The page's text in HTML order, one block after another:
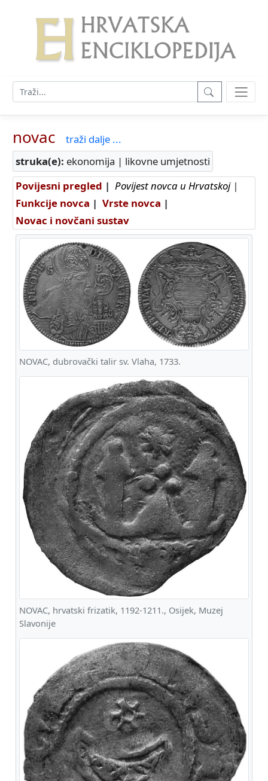
novac
traži dalje ...
struka(e): ekonomija | likovne umjetnosti
Povijesni pregled | Povijest novca u Hrvatskoj|
Funkcije novca | Vrste novca |
Novac i novčani sustav
NOVAC, dubrovački talir sv. Vlaha, 1733.
NOVAC, hrvatski frizatik, 1192-1211., Osijek, Muzej
Slavonije